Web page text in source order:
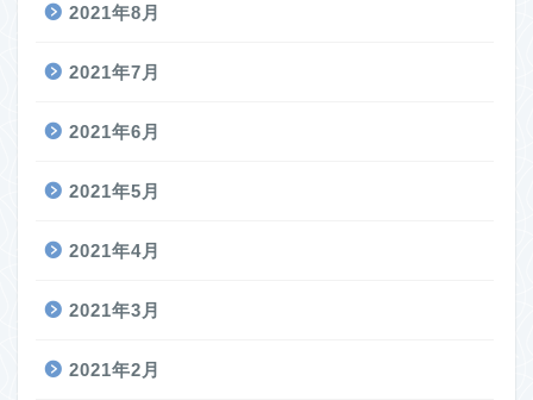
2021年8月
2021年7月
2021年6月
2021年5月
2021年4月
2021年3月
2021年2月